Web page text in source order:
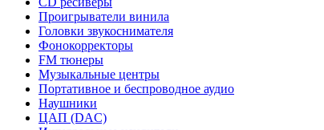
Проигрыватели винила
Головки звукоснимателя
Фонокорректоры
FM тюнеры
Музыкальные центры
Портативное и беспроводное аудио
Наушники
ЦАП (DAC)